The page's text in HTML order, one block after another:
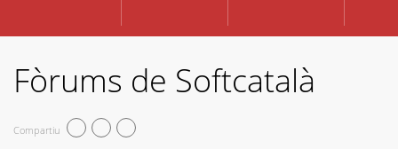
Fòrums de Softcatalà
Compartiu